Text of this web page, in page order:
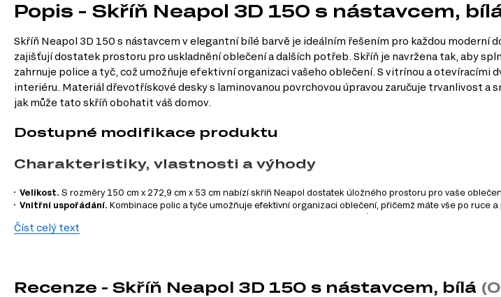
Popis - Skříň Neapol 3D 150 s nástavcem,
Skříň Neapol 3D 150 s nástavcem v elegantní bílé barvě je ideálním řešením pro každou moderní
zajišťují dostatek prostoru pro uskladnění oblečení a dalších potřeb. Skříň je navržena tak, aby
zahrnuje police a tyč, což umožňuje efektivní organizaci vašeho oblečení. S vitrínou a otevíracími
interiéru. Materiál dřevotřískové desky s laminovanou povrchovou úpravou zaručuje trvanlivost a
jak může tato skříň obohatit váš domov.
Dostupné modifikace produktu
Charakteristiky, vlastnosti a výhody
Velikost. S rozměry 150 cm x 272,9 cm x 53 cm nabízí skříň Neapol dostatek úložného prostoru pro vaše
Vnitřní uspořádání. Kombinace polic a tyče umožňuje efektivní organizaci oblečení, přičemž máte vše po ruce
Materiál a povrchová úprava.
Číst celý text
Recenze - Skříň Neapol 3D 150 s nástavcem, bílá